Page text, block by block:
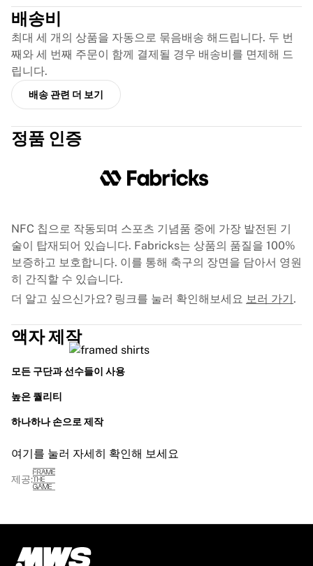
셔츠 정품 인증
내 컬렉션
배송비
최대 세 개의 상품을 자동으로 묶음배송 해드립니다. 두 번
째와 세 번째 주문이 함께 결제될 경우 배송비를 면제해 드
립니다.
배송 관련 더 보기
정품 인증
NFC 칩으로 작동되며 스포츠 기념품 중에 가장 발전된 기
술이 탑재되어 있습니다. Fabricks는 상품의 품질을 100%
보증하고 보호합니다. 이를 통해 축구의 장면을 담아서 영원
히 간직할 수 있습니다.
더 알고 싶으신가요? 링크를 눌러 확인해보세요 보러 가기.
액자 제작
모든 구단과 선수들이 사용
높은 퀄리티
하나하나 손으로 제작
여기를 눌러 자세히 확인해 보세요
제공: